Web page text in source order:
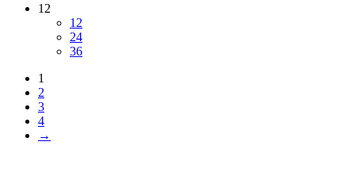
12
12
24
36
1
2
3
4
→